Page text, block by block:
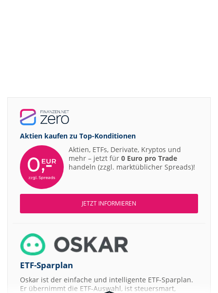
Aktien kaufen zu Top-Konditionen
Aktien, ETFs, Derivate, Kryptos und
mehr – jetzt für 0 Euro pro Trade
handeln (zzgl. marktüblicher Spreads)!
JETZT INFORMIEREN
ETF-Sparplan
Oskar ist der einfache und intelligente ETF-Sparplan.
Er übernimmt die ETF-Auswahl, ist steuersmart,